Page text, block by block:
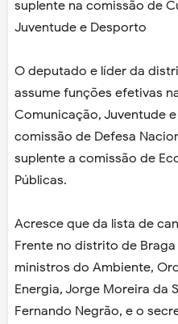
suplente na comissão de
Juventude e Desporto
O deputado e líder da
assume funções efetivas
Comunicação, Juventude
comissão de Defesa
suplente a comissão de
Públicas.
Acresce que da lista de
Frente no distrito de
ministros do Ambiente,
Energia, Jorge Moreira da
Fernando Negrão, e o